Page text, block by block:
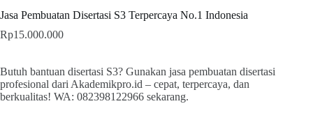
Jasa Pembuatan Disertasi S3 Terpercaya No.1 Indonesia
Rp15.000.000
Butuh bantuan disertasi S3? Gunakan jasa pembuatan disertasi
profesional dari Akademikpro.id – cepat, terpercaya, dan
berkualitas! WA: 082398122966 sekarang.